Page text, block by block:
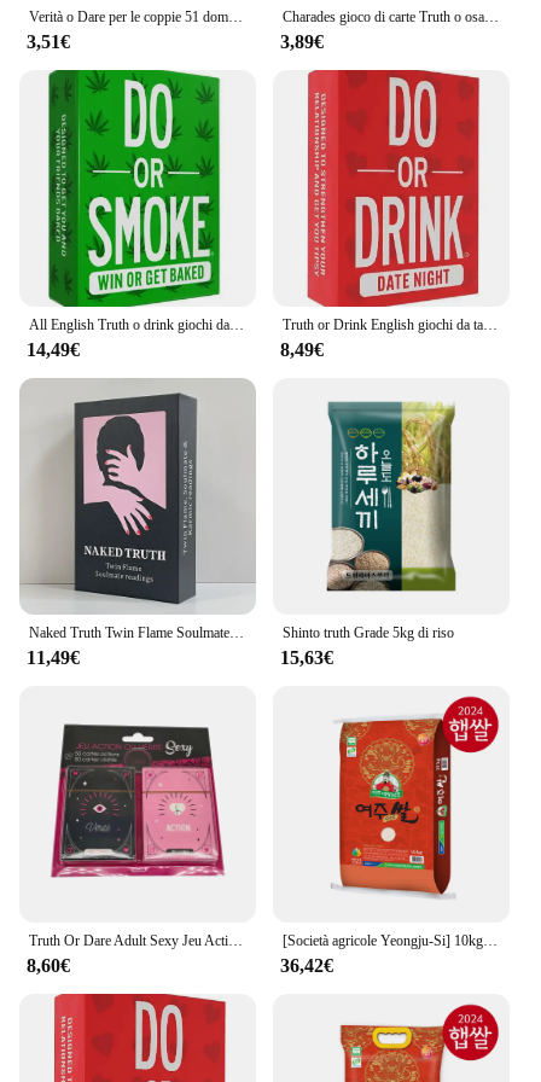
Verità o Dare per le coppie 51 domande Sexy data Night gioco di carte per la festa di gioco per adulti impertinente
3,51€
Charades gioco di carte Truth o osa for Couples Truth or osa Party Game, gioco di divertimento impertinente portatile per adulti per la sfida
3,89€
All English Truth o drink giochi da tavolo fare o bere giochi di carte 2-8 amici giochi per feste fare o fumare giochi gioco interattivo
14,49€
Truth or Drink English giochi da tavolo Truth o Drinking Card Games Friends Party Game Card Do o Smoke 2-8 Friends Party Games
8,49€
11,49€
Shinto truth Grade 5kg di riso
15,63€
8,60€
[Società agricole Yeongju-Si] 10kg di riso Yeongju (grado superiore/verità)
36,42€